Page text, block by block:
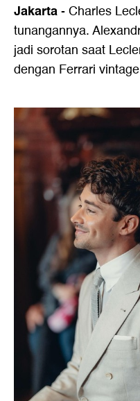
Jakarta- Charles
tunangannya.
jadi sorotan saat
dengan Ferrari